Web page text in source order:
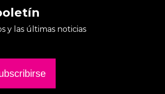
y las últimas noticias